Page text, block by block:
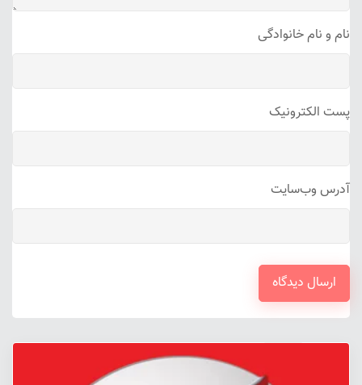
نام و نام خانوادگی
پست الکترونیک
آدرس وب‌سایت
ارسال دیدگاه